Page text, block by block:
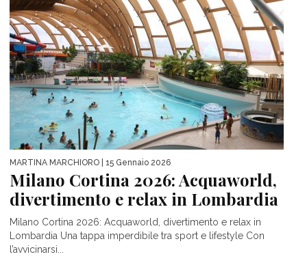
MARTINA MARCHIORO | 15 Gennaio 2026
Milano Cortina 2026: Acquaworld,
divertimento e relax in Lombardia
Milano Cortina 2026: Acquaworld, divertimento e relax in
Lombardia Una tappa imperdibile tra sport e lifestyle Con
l’avvicinarsi...